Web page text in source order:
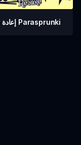
إعادة تصوير Parasprunki